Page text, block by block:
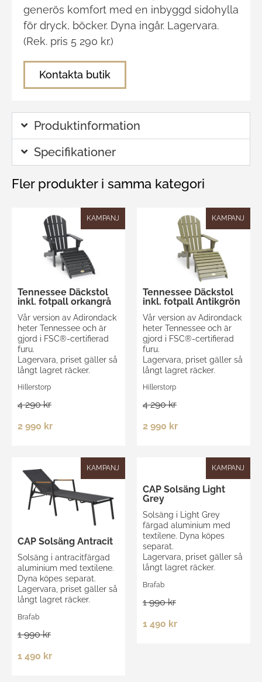
generös komfort med en inbyggd sidohylla
för dryck, böcker. Dyna ingår. Lagervara.
(Rek. pris 5 290 kr.)
Kontakta butik
Produktinformation
Specifikationer
Fler produkter i samma kategori
KAMPANJ
Tennessee Däckstol
inkl. fotpall orkangrå
Vår version av Adirondack
heter Tennessee och är
gjord i FSC®-certifierad
furu.
Lagervara, priset gäller så
långt lagret räcker.
Hillerstorp
4 290 kr
2 990 kr
KAMPANJ
Tennessee Däckstol
inkl. fotpall Antikgrön
Vår version av Adirondack
heter Tennessee och är
gjord i FSC®-certifierad
furu.
Lagervara, priset gäller så
långt lagret räcker.
Hillerstorp
4 290 kr
2 990 kr
KAMPANJ
CAP Solsäng Antracit
Solsäng i antracitfärgad
aluminium med textilene.
Dyna köpes separat.
Lagervara, priset gäller så
långt lagret räcker.
Brafab
1 990 kr
1 490 kr
KAMPANJ
CAP Solsäng Light
Grey
Solsäng i Light Grey
färgad aluminium med
textilene. Dyna köpes
separat.
Lagervara, priset gäller så
långt lagret räcker.
Brafab
1 990 kr
1 490 kr